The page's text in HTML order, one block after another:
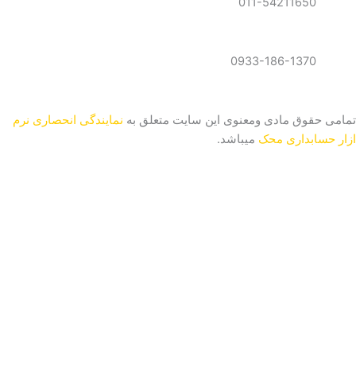
0933-186-1370
تمامی حقوق مادی ومعنوی این سایت متعلق به نمایندگی انحصاری نرم
ازار حسابداری محک میباشد.